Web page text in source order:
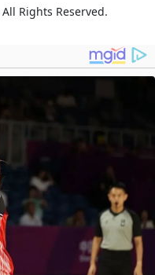
All Rights Reserved.